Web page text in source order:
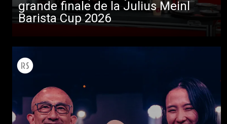
grande finale de la Julius Meinl
Barista Cup 2026